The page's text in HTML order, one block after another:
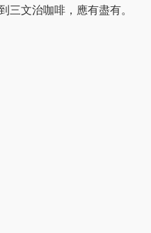
三文治咖啡，應有盡有。